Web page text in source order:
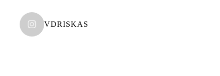
VDRISKAS